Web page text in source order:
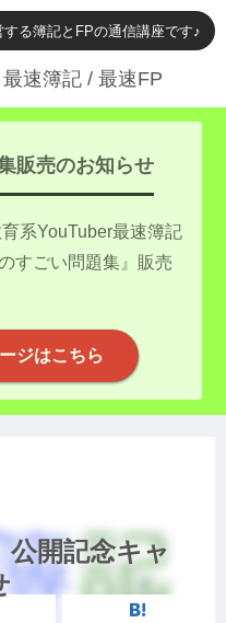
る簿記とFPの通信講座です♪
速簿記 / 最速FP
販売のお知らせ
系YouTuber最速簿記
すごい問題集』販売
ジはこちら
公開記念キャ